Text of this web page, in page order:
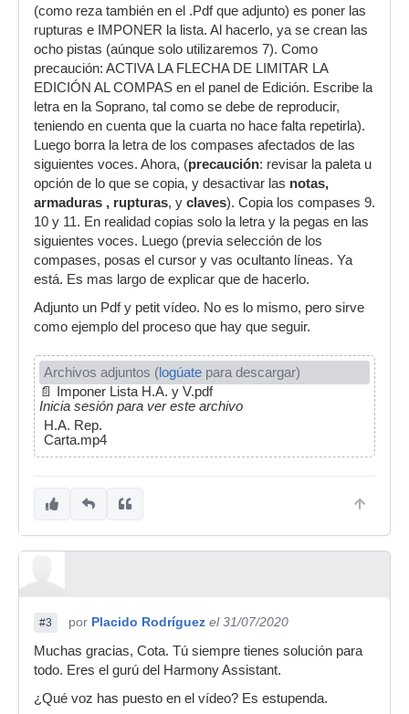
(como reza también en el .Pdf que adjunto) es poner las
rupturas e IMPONER la lista. Al hacerlo, ya se crean las
ocho pistas (aúnque solo utilizaremos 7). Como
precaución: ACTIVA LA FLECHA DE LIMITAR LA
EDICIÓN AL COMPAS en el panel de Edición. Escribe la
letra en la Soprano, tal como se debe de reproducir,
teniendo en cuenta que la cuarta no hace falta repetirla).
Luego borra la letra de los compases afectados de las
siguientes voces. Ahora, (precaución: revisar la paleta u
opción de lo que se copia, y desactivar las notas,
armaduras , rupturas, y claves). Copia los compases 9.
10 y 11. En realidad copias solo la letra y la pegas en las
siguientes voces. Luego (previa selección de los
compases, posas el cursor y vas ocultanto líneas. Ya
está. Es mas largo de explicar que de hacerlo.
Adjunto un Pdf y petit vídeo. No es lo mismo, pero sirve
como ejemplo del proceso que hay que seguir.
Archivos adjuntos (logúate para descargar)
📄
Imponer Lista H.A. y V.pdf
Inicia sesión para ver este archivo
H.A. Rep.
Carta.mp4
#3 por Placido Rodríguez el 31/07/2020
Muchas gracias, Cota. Tú siempre tienes solución para
todo. Eres el gurú del Harmony Assistant.
¿Qué voz has puesto en el vídeo? Es estupenda.